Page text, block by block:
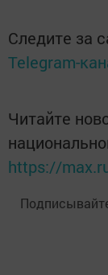
Следите за
Telegram-
Читайте
https://